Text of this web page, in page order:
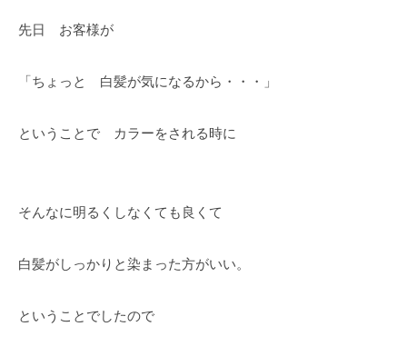
先日 お客様が
「ちょっと 白髪が気になるから・・・」
ということで カラーをされる時に
そんなに明るくしなくても良くて
白髪がしっかりと染まった方がいい。
ということでしたので